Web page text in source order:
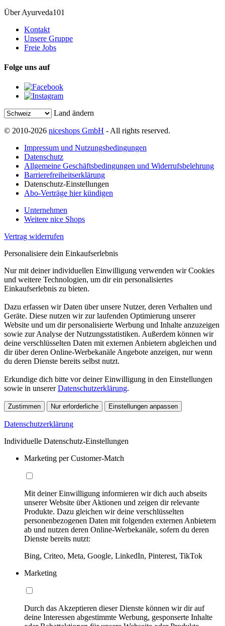
Über Ayurveda101
Kontakt
Unsere Gruppe
Freie Jobs
Folge uns auf
Land ändern
© 2010-2026 niceshops GmbH - All rights reserved.
Impressum und Nutzungsbedingungen
Datenschutz
Allgemeine Geschäftsbedingungen und Widerrufsbelehrung
Barrierefreiheitserklärung
Datenschutz-Einstellungen
Abo-Verträge hier kündigen
Unternehmen
Weitere nice Shops
Vertrag widerrufen
Personalisiere dein Einkaufserlebnis
Nur mit deiner individuellen Einwilligung verwenden wir Cookies
und weitere Technologien, um dir ein personalisiertes
Einkaufserlebnis zu bieten.
Dazu erfassen wir Daten über unsere Nutzer, deren Verhalten und
Geräte. Diese nutzen wir zur laufenden Optimierung unserer
Website und um dir personalisierte Werbung und Inhalte anzuzeigen
sowie zur Analyse der Nutzungsstatistiken. Außerdem können wir
deine verschlüsselten Daten mit externen Anbietern abgleichen und
dir über deren Online-Werbekanäle Angebote anzeigen, nur wenn
du deren Dienste bereits selbst nutzt.
Erkundige dich bitte vor deiner Einwilligung in den Einstellungen
sowie in unsererDatenschutzerklärung.
Zustimmen Nur erforderliche Einstellungen anpassen
Datenschutzerklärung
Individuelle Datenschutz-Einstellungen
Marketing per Customer-Match
Mit deiner Einwilligung informieren wir dich auch abseits
unserer Website über Aktionen und zeigen dir relevante
Produkte. Dazu gleichen wir deine verschlüsselten
personenbezogenen Daten mit folgenden externen Anbietern
ab und nutzen deren Online-Werbekanäle, sofern du deren
Dienste bereits nutzt:
Bing, Criteo, Meta, Google, LinkedIn, Pinterest, TikTok
Marketing
Durch das Akzeptieren dieser Dienste können wir dir auf
deine Interessen abgestimmte Werbung, gesponserte Inhalte